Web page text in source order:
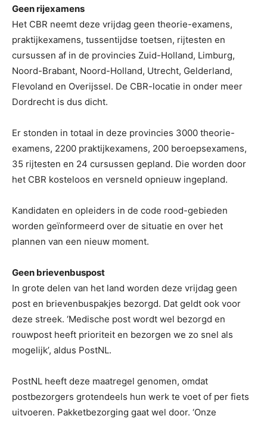
Geen rijexamens
Het CBR neemt deze vrijdag geen theorie-examens,
praktijkexamens, tussentijdse toetsen, rijtesten en
cursussen af in de provincies Zuid-Holland, Limburg,
Noord-Brabant, Noord-Holland, Utrecht, Gelderland,
Flevoland en Overijssel. De CBR-locatie in onder meer
Dordrecht is dus dicht.
Er stonden in totaal in deze provincies 3000 theorie-
examens, 2200 praktijkexamens, 200 beroepsexamens,
35 rijtesten en 24 cursussen gepland. Die worden door
het CBR kosteloos en versneld opnieuw ingepland.
Kandidaten en opleiders in de code rood-gebieden
worden geïnformeerd over de situatie en over het
plannen van een nieuw moment.
Geen brievenbuspost
In grote delen van het land worden deze vrijdag geen
post en brievenbuspakjes bezorgd. Dat geldt ook voor
deze streek. ‘Medische post wordt wel bezorgd en
rouwpost heeft prioriteit en bezorgen we zo snel als
mogelijk’, aldus PostNL.
PostNL heeft deze maatregel genomen, omdat
postbezorgers grotendeels hun werk te voet of per fiets
uitvoeren. Pakketbezorging gaat wel door. ‘Onze